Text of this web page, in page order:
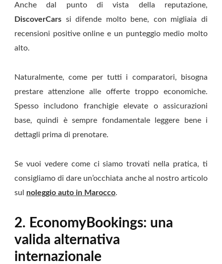
Anche dal punto di vista della reputazione,
DiscoverCars si difende molto bene, con migliaia di
recensioni positive online e un punteggio medio molto
alto.
Naturalmente, come per tutti i comparatori, bisogna
prestare attenzione alle offerte troppo economiche.
Spesso includono franchigie elevate o assicurazioni
base, quindi è sempre fondamentale leggere bene i
dettagli prima di prenotare.
Se vuoi vedere come ci siamo trovati nella pratica, ti
consigliamo di dare un’occhiata anche al nostro articolo
sul noleggio auto in Marocco.
2. EconomyBookings: una
valida alternativa
internazionale